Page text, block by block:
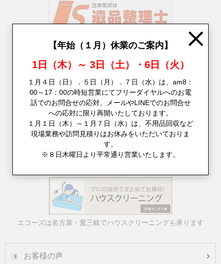
エコーズは名古屋・愛三岐でハウスクリーニングも承ります
お客様の声
【年始（１月）休業のご案内】
1日（木）～ 3日（土）・6日（火）
１月４日（日）．５日（月）．７日（水）は、am8：
00～17：00の時短営業にてフリーダイヤルへのお電
話でのお問合せの応対、メールやLINEでのお問合せ
への応対に限り再開いたしております。
１月１日（木）～１月７日（水）は、不用品回収など
現場業務や訪問見積りはお休みをいただいておりま
す。
※８日木曜日より平常通り営業いたします。
Close